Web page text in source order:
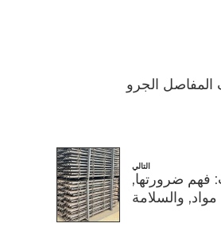
المفاصل الجرو
التالي
فهم ضرورتها,
والسلامة